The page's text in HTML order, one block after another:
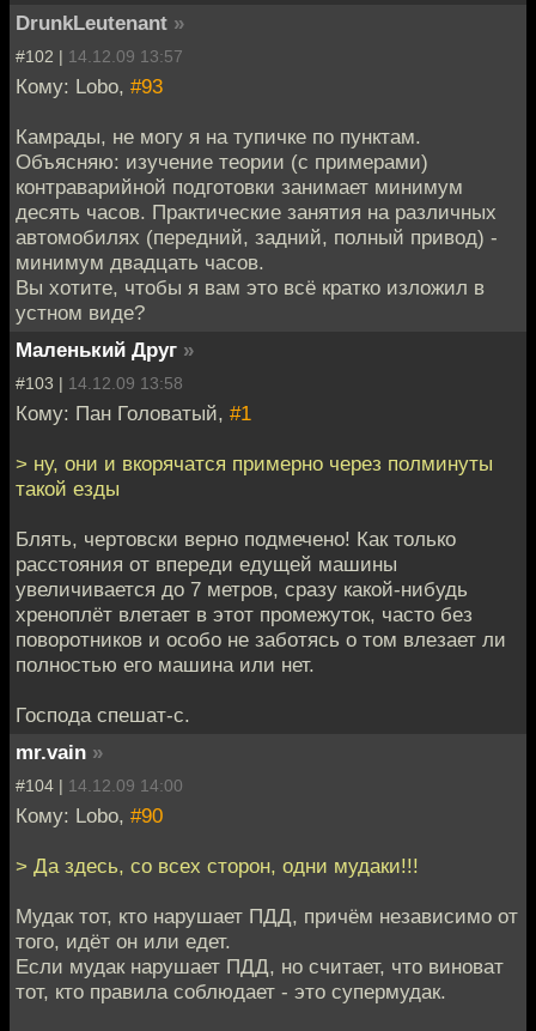
DrunkLeutenant »
#102 | 14.12.09 13:57
Кому: Lobo, #93
Камрады, не могу я на тупичке по пунктам.
Объясняю: изучение теории (с примерами)
контраварийной подготовки занимает минимум
десять часов. Практические занятия на различных
автомобилях (передний, задний, полный привод) -
минимум двадцать часов.
Вы хотите, чтобы я вам это всё кратко изложил в
устном виде?
Маленький Друг »
#103 | 14.12.09 13:58
Кому: Пан Головатый, #1
> ну, они и вкорячатся примерно через полминуты
такой езды
Блять, чертовски верно подмечено! Как только
расстояния от впереди едущей машины
увеличивается до 7 метров, сразу какой-нибудь
хреноплёт влетает в этот промежуток, часто без
поворотников и особо не заботясь о том влезает ли
полностью его машина или нет.
Господа спешат-с.
mr.vain »
#104 | 14.12.09 14:00
Кому: Lobo, #90
> Да здесь, со всех сторон, одни мудаки!!!
Мудак тот, кто нарушает ПДД, причём независимо от
того, идёт он или едет.
Если мудак нарушает ПДД, но считает, что виноват
тот, кто правила соблюдает - это супермудак.